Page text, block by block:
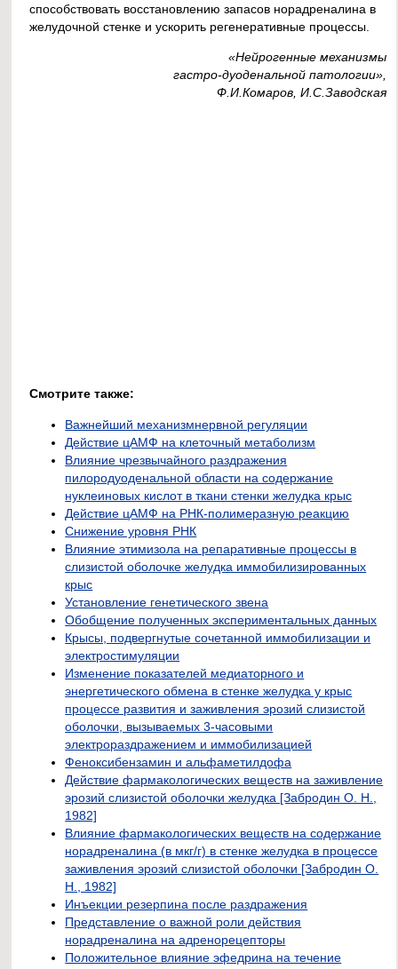
способствовать восстановлению запасов норадреналина в
желудочной стенке и ускорить регенеративные процессы.
«Нейрогенные механизмы
гастро-дуоденальной патологии»,
Ф.И.Комаров, И.С.Заводская
Смотрите также:
Важнейший механизмнервной регуляции
Действие цАМФ на клеточный метаболизм
Влияние чрезвычайного раздражения
пилородуоденальной области на содержание
нуклеиновых кислот в ткани стенки желудка крыс
Действие цАМФ на РНК-полимеразную реакцию
Снижение уровня РНК
Влияние этимизола на репаративные процессы в
слизистой оболочке желудка иммобилизированных
крыс
Установление генетического звена
Обобщение полученных экспериментальных данных
Крысы, подвергнутые сочетанной иммобилизации и
электростимуляции
Изменение показателей медиаторного и
энергетического обмена в стенке желудка у крыс
процессе развития и заживления эрозий слизистой
оболочки, вызываемых 3-часовыми
электрораздражением и иммобилизацией
Феноксибензамин и альфаметилдофа
Действие фармакологических веществ на заживление
эрозий слизистой оболочки желудка [Забродин О. Н.,
1982]
Влияние фармакологических веществ на содержание
норадреналина (в мкг/г) в стенке желудка в процессе
заживления эрозий слизистой оболочки [Забродин О.
Н., 1982]
Инъекции резерпина после раздражения
Представление о важной роли действия
норадреналина на адренорецепторы
Положительное влияние эфедрина на течение